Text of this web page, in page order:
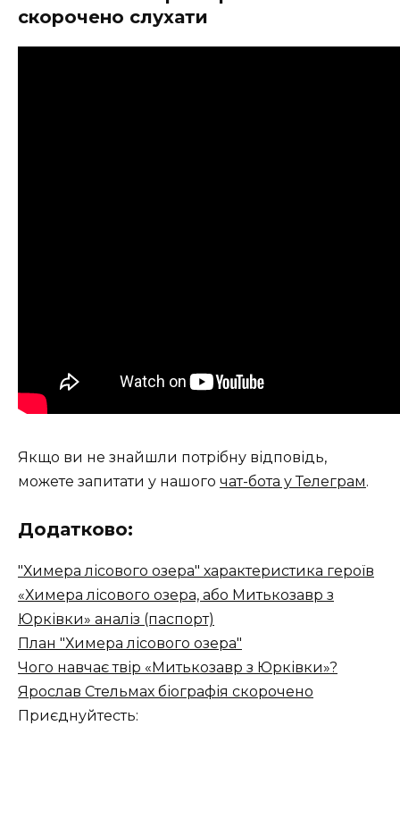
скорочено слухати
Якщо ви не знайшли потрібну відповідь,
можете запитати у нашого чат-бота у Телеграм.
Додатково:
"Химера лісового озера" характеристика героїв
«Химера лісового озера, або Митькозавр з
Юрківки» аналіз (паспорт)
План "Химера лісового озера"
Чого навчає твір «Митькозавр з Юрківки»?
Ярослав Стельмах біографія скорочено
Приєднуйтесть: